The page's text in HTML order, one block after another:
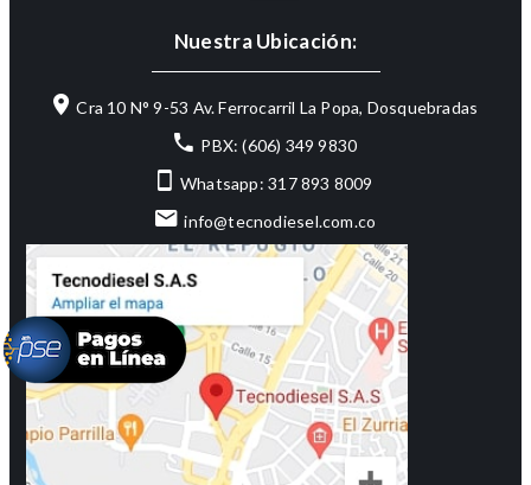
Nuestra Ubicación:
Cra 10 N° 9-53 Av. Ferrocarril La Popa, Dosquebradas
PBX: (606) 349 9830
Whatsapp: 317 893 8009
info@tecnodiesel.com.co